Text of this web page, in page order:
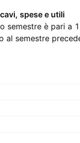
spese e utili
semestre è pari a
al semestre